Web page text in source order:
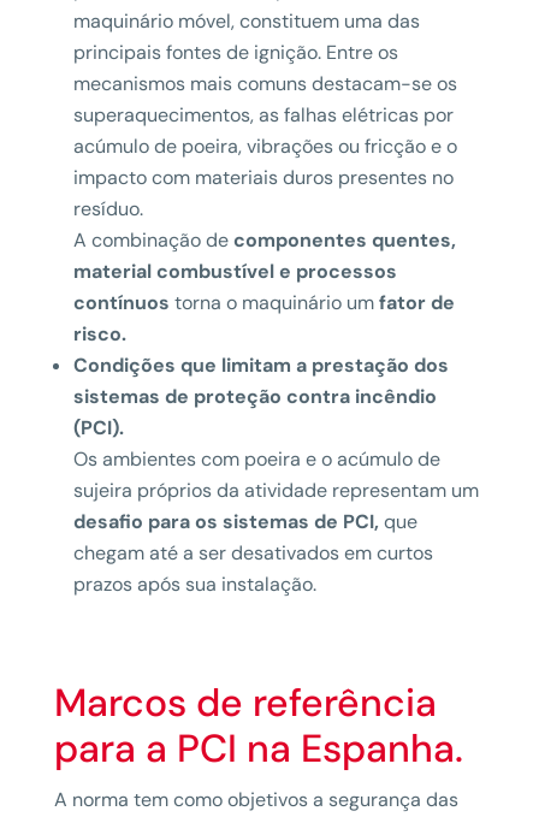
maquinário móvel, constituem uma das
principais fontes de ignição. Entre os
mecanismos mais comuns destacam-se os
superaquecimentos, as falhas elétricas por
acúmulo de poeira, vibrações ou fricção e o
impacto com materiais duros presentes no
resíduo.
A combinação decomponentes quentes,
material combustível e processos
contínuos torna o maquinário umfator de
risco.
Condições que limitam a prestação dos
sistemas de proteção contra incêndio
(PCI).
Os ambientes com poeira e o acúmulo de
sujeira próprios da atividade representam um
desafio para os sistemas de PCI, que
chegam até a ser desativados em curtos
prazos após sua instalação.
Marcos de referência
para a PCI na Espanha.
A norma tem como objetivos a segurança das